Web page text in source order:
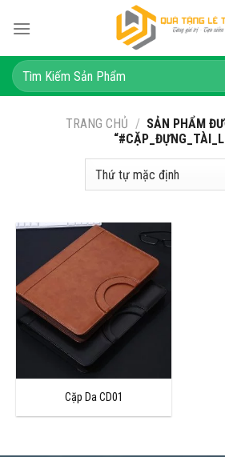
Tìm
kiếm:
TRANG CHỦ / SẢN PHẨM
Cặp Da CD01